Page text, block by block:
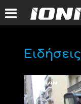
Ειδήσεις